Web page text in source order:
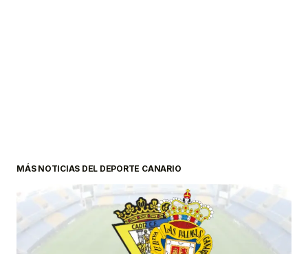
MÁS NOTICIAS DEL DEPORTE CANARIO